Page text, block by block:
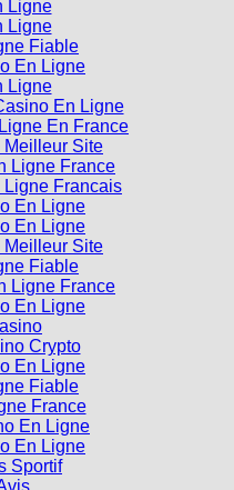
Fiable
En Ligne
Ligne
En Ligne
En France
Site
Ligne France
Francais
En Ligne
En Ligne
Site
Fiable
Ligne France
En Ligne
Crypto
En Ligne
Fiable
France
En Ligne
En Ligne
Sportif
En Ligne